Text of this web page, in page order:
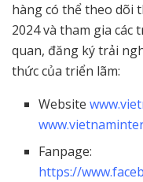
hàng có thể theo dõi
2024 và tham gia các
quan, đăng ký trải
thức của triển lãm:
Website
Fanpage:
https://